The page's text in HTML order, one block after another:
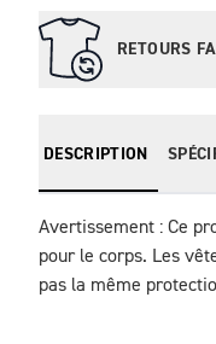
RETOURS
DESCRIPTION
Avertissement : Ce
pour le corps. Les
pas la même